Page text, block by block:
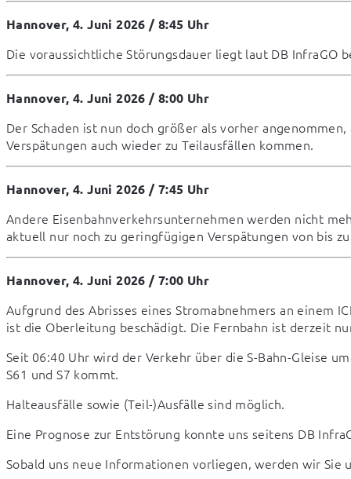
Hannover, 4. Juni 2026 / 8:45 Uhr
Die voraussichtliche Störungsdauer liegt laut DB InfraGO
Hannover, 4. Juni 2026 / 8:00 Uhr
Der Schaden ist nun doch größer als vorher
Verspätungen auch wieder zu Teilausfällen kommen.
Hannover, 4. Juni 2026 / 7:45 Uhr
Andere Eisenbahnverkehrsunternehmen werden nicht
aktuell nur noch zu geringfügigen Verspätungen von bis
Hannover, 4. Juni 2026 / 7:00 Uhr
Aufgrund des Abrisses eines Stromabnehmers an einem
ist die Oberleitung beschädigt. Die Fernbahn ist derzeit
Seit 06:40 Uhr wird der Verkehr über die S-Bahn-Gleise
S61 und S7 kommt.
Halteausfälle sowie (Teil-)Ausfälle sind möglich.
Eine Prognose zur Entstörung konnte uns seitens DB
Sobald uns neue Informationen vorliegen, werden wir Sie